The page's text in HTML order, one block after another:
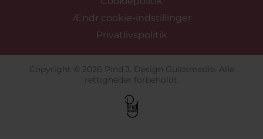
Ændr cookie-indstillinger
Privatlivspolitik
Copyright © 2026 Pind J. Design Guldsmedie. Alle
rettigheder forbeholdt.